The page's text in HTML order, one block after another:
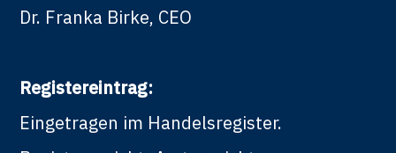
Dr. Franka Birke, CEO
Registereintrag:
Eingetragen im Handelsregister.